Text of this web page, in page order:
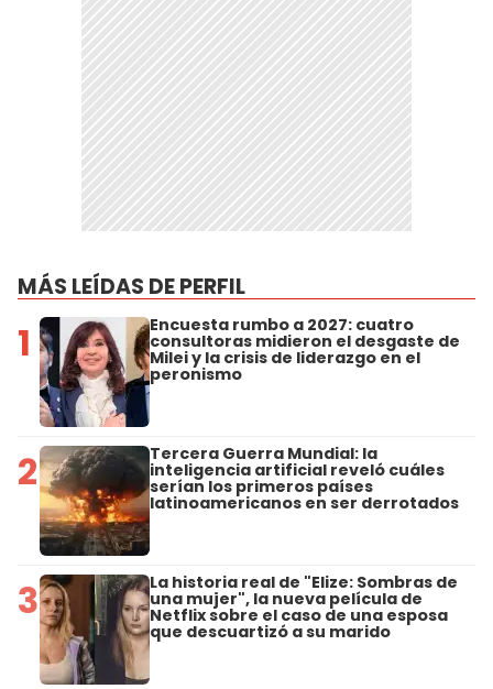
MÁS LEÍDAS DE PERFIL
1 Encuesta rumbo a 2027: cuatro
consultoras midieron el desgaste de
Milei y la crisis de liderazgo en el
peronismo
2 Tercera Guerra Mundial: la
inteligencia artificial reveló cuáles
serían los primeros países
latinoamericanos en ser derrotados
3 La historia real de "Elize: Sombras de
una mujer", la nueva película de
Netflix sobre el caso de una esposa
que descuartizó a su marido